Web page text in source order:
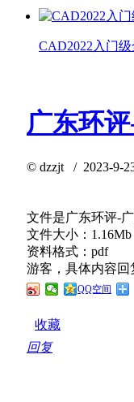
CAD2022入门级
广东环
© dzzjt / 2023-9-
文件是广东环评-
文件大小：1.16Mb
资料格式：pdf
游客，具体内容回
QQ空间
收藏
回复